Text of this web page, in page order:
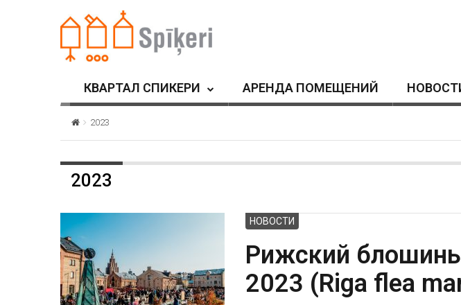
КВАРТАЛ СПИКЕРИ АРЕНДА ПОМЕЩЕНИЙ
2023
2023
HОВОСТИ
Рижский
2023 (Riga flea